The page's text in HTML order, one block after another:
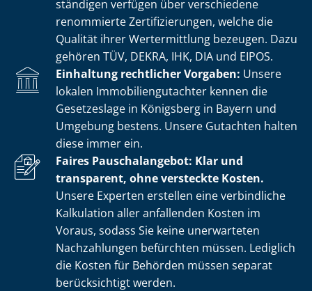
stän­di­gen verfügen über verschiedene
renommierte Zer­ti­fi­zie­run­gen, welche die
Qualität ihrer Wertermittlung bezeugen. Dazu
gehören TÜV, DEKRA, IHK, DIA und EIPOS.
Einhaltung rechtlicher Vorgaben: Unsere
lokalen Im­mo­bi­li­en­gut­ach­ter kennen die
Gesetzeslage in Königsberg in Bayern und
Umgebung bestens. Unsere Gutachten halten
diese immer ein.
Faires Pauschalangebot: Klar und
transparent, ohne versteckte Kosten.
Unsere Experten erstellen eine verbindliche
Kalkulation aller anfallenden Kosten im
Voraus, sodass Sie keine unerwarteten
Nachzahlungen befürchten müssen. Lediglich
die Kosten für Behörden müssen separat
berücksichtigt werden.